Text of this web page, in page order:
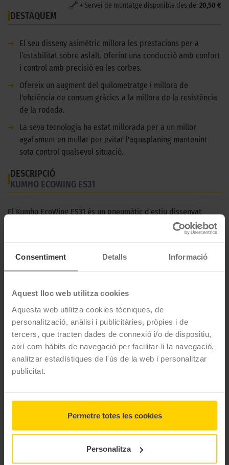
Consentiment Detalls Informació
Aquest lloc web utilitza cookies
Aquesta web utilitza cookies tècniques, de
personalització, anàlisi i publicitàries, pròpies i de
tercers, que tracten dades de connexió i/o de dispositiu,
així com hàbits de navegació per facilitar-li la navegació,
analitzar estadístiques de l'ús de la web i personalitzar
publicitat.
Permetre totes les cookies
Personalitza
+ Servei de muntatge disponible des de: 20,50 €
DESTAQUEM
➜
El seu disseny asimètric millora les prestacions per a
l’estabilitat sobre asfalt. Oferint una conducció amb confort
i control amb precisió en les corbes.
➜
Ofereix un augment del quilometratge i millora de
l'eficiència de consum gràcies a la millora de la resistència
de la rodada.
➜
La seva tecnologia ha estat millorada per a un millor
agafament en mullat per evitar l'aquaplaning mantenint
sota control qualsevol situació.
DESCRIPCIÓ
KUMHO ECOWING ES31
El Kumho EcoWing ES31 és un pneumàtic d'estiu dissenyat
especialment per a vehicles compactes. Gràcies al seu disseny
i compost, la conducció sobre asfalt és estable i sota control en
CARACTERÍSTIQUES TÈCNIQUES
Model
ECOWING ES31
Estació
Estiu
Tipus conducció
Filtrar per mesura